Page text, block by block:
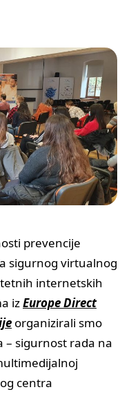
prevencije
sigurnog virtualnog
internetskih
izEurope Direct
organizirali smo
– sigurnost rada na
centra